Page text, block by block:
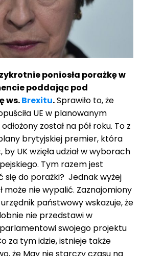
poniosła porażkę w
poddając pod
ws.Brexitu.Sprawiło to, że
UE w planowanym
został na pół roku. To z
brytyjskiej premier, która
UK wzięła udział w wyborach
Tym razem jest
się do porażki? Jednak wyżej
może nie wypalić. Zaznajomiony
państwowy wskazuje, że
nie przedstawi w
swojego projektu
za tym idzie, istnieje także
że May nie starczy czasu na